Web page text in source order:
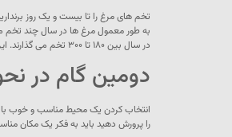
تخم های مرغ را تا بیست و یک روز
به طور معمول مرغ ها در سال چند تخم
در سال بین ۱۸۰ تا ۳۰۰ تخم می گذارند. این اندازه تخم به کیفیت تغذیه و محیط پرورش آرام و بدون استرس و دمای محیط بستگی دارد .
دومین گام در
انتخاب کردن یک محیط مناسب و خوب با
را پرورش دهید باید به فکر یک مکان